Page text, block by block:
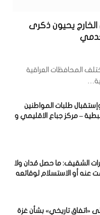
زائر من الخارج يحيون ذكرى
المحافظات العراقية
طلبات المواطنين
– مركز جباع الاقليمي و
الشقيف: ما حصل مُدان ولا
أو الاستسلام لوقائعه
«اتفاق تاريخي» بشأن غزة